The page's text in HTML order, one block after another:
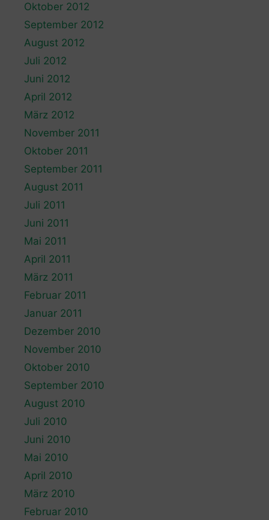
Oktober 2012
September 2012
August 2012
Juli 2012
Juni 2012
April 2012
März 2012
November 2011
Oktober 2011
September 2011
August 2011
Juli 2011
Juni 2011
Mai 2011
April 2011
März 2011
Februar 2011
Januar 2011
Dezember 2010
November 2010
Oktober 2010
September 2010
August 2010
Juli 2010
Juni 2010
Mai 2010
April 2010
März 2010
Februar 2010